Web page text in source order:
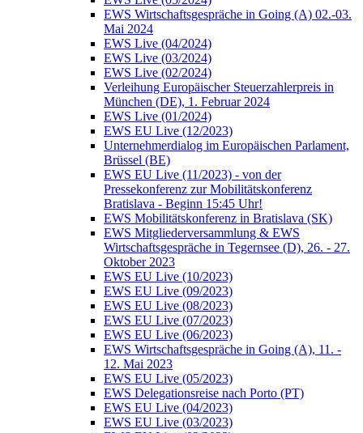
EWS Wirtschaftsgespräche in Going (A) 02.-03.
Mai 2024
EWS Live (04/2024)
EWS Live (03/2024)
EWS Live (02/2024)
Verleihung Europäischer Steuerzahlerpreis in
München (DE), 1. Februar 2024
EWS Live (01/2024)
EWS EU Live (12/2023)
Unternehmerdialog im Europäischen Parlament,
Brüssel (BE)
EWS EU Live (11/2023) - von der
Pressekonferenz zur Mobilitätskonferenz
Bratislava - Beginn 15:45 Uhr!
EWS Mobilitätskonferenz in Bratislava (SK)
EWS Mitgliederversammlung & EWS
Wirtschaftsgespräche in Tegernsee (D), 26. - 27.
Oktober 2023
EWS EU Live (10/2023)
EWS EU Live (09/2023)
EWS EU Live (08/2023)
EWS EU Live (07/2023)
EWS EU Live (06/2023)
EWS Wirtschaftsgespräche in Going (A), 11. -
12. Mai 2023
EWS EU Live (05/2023)
EWS Delegationsreise nach Porto (PT)
EWS EU Live (04/2023)
EWS EU Live (03/2023)